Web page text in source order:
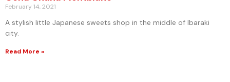
February 14, 2021
A stylish little Japanese sweets shop in the middle of Ibaraki
city.
Read More »